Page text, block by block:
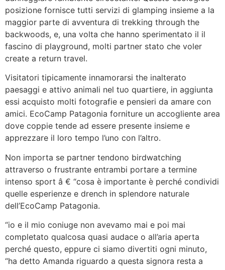
posizione fornisce tutti servizi di glamping insieme a la
maggior parte di avventura di trekking through the
backwoods, e, una volta che hanno sperimentato il il
fascino di playground, molti partner stato che voler
create a return travel.
Visitatori tipicamente innamorarsi the inalterato
paesaggi e attivo animali nel tuo quartiere, in aggiunta
essi acquisto molti fotografie e pensieri da amare con
amici. EcoCamp Patagonia forniture un accogliente area
dove coppie tende ad essere presente insieme e
apprezzare il loro tempo l’uno con l’altro.
Non importa se partner tendono birdwatching
attraverso o frustrante entrambi portare a termine
intenso sport â € “cosa è importante è perché condividi
quelle esperienze e drench in splendore naturale
dell’EcoCamp Patagonia.
“io e il mio coniuge non avevamo mai e poi mai
completato qualcosa quasi audace o all’aria aperta
perché questo, eppure ci siamo divertiti ogni minuto,
“ha detto Amanda riguardo a questa signora resta a